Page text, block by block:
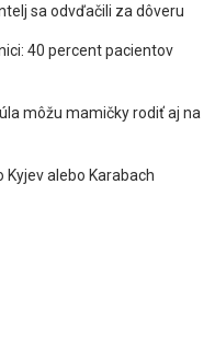
sa odvďačili za dôveru
40 percent pacientov
môžu mamičky rodiť aj na
alebo Karabach